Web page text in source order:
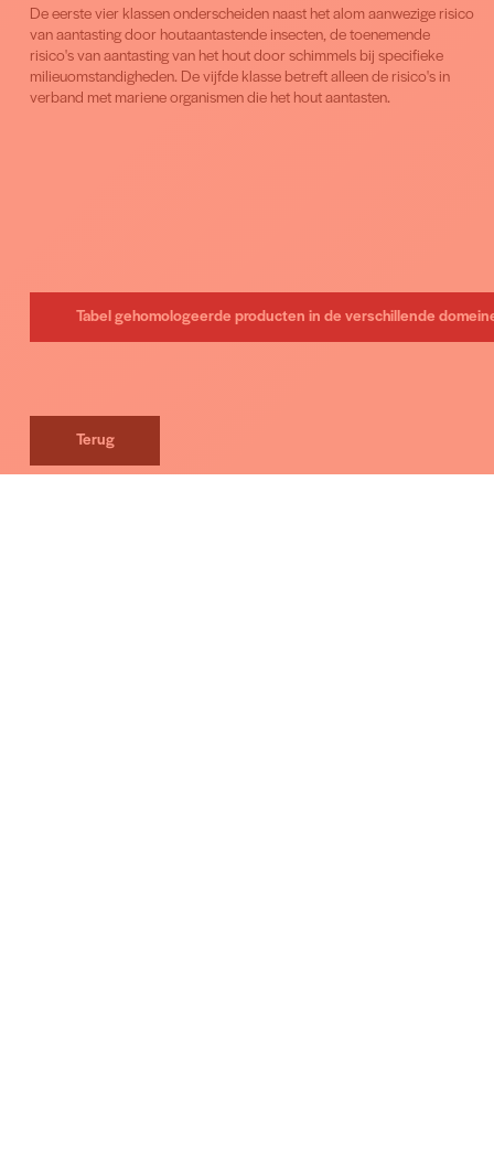
De eerste vier klassen onderscheiden naast het alom aanwezige risico
van aantasting door houtaantastende insecten, de toenemende
risico's van aantasting van het hout door schimmels bij specifieke
milieuomstandigheden. De vijfde klasse betreft alleen de risico's in
verband met mariene organismen die het hout aantasten.
Tabel gehomologeerde producten in de verschillende
Terug